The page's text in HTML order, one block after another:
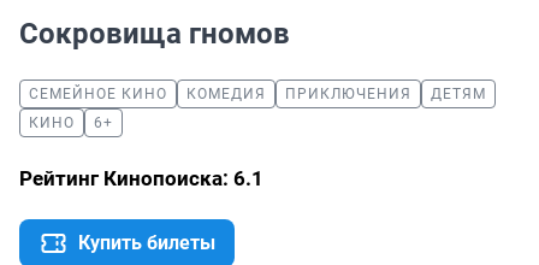
Сокровища гномов
СЕМЕЙНОЕ КИНО КОМЕДИЯ ПРИКЛЮЧЕНИЯ
ДЕТЯМ
КИНО
6+
Рейтинг Кинопоиска: 6.1
Купить билеты